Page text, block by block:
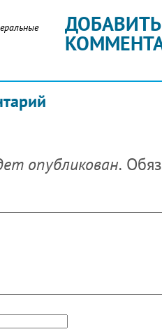
ДОБАВИТЬ
опубликован.